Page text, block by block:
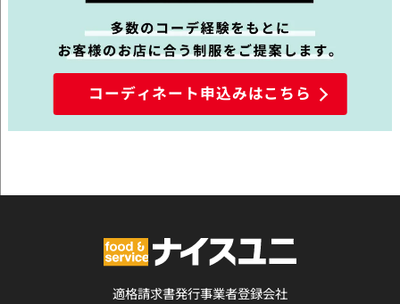
コーディネート申込みはこちら
適格請求書発行事業者登録会社